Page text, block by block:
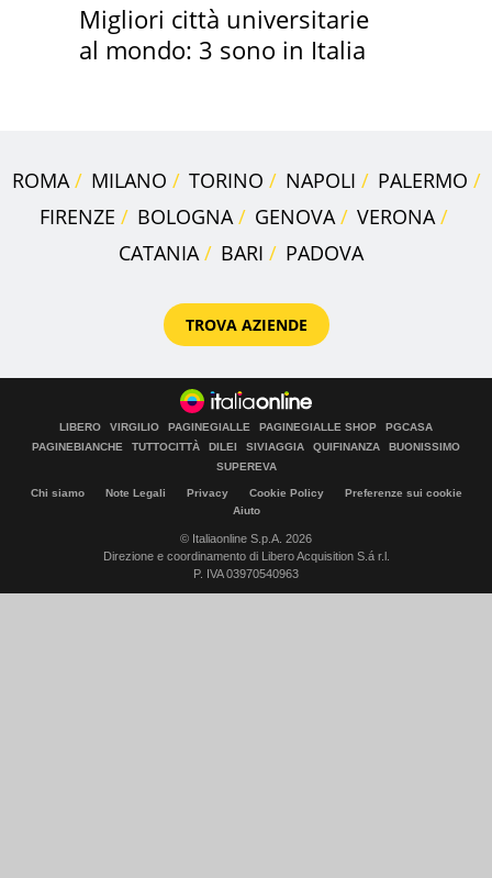
Migliori città universitarie
al mondo: 3 sono in Italia
ROMA MILANO TORINO NAPOLI
PALERMO
FIRENZE
BOLOGNA GENOVA
VERONA
CATANIA
BARI PADOVA
TROVA AZIENDE
LIBERO VIRGILIO PAGINEGIALLE PAGINEGIALLE SHOP
PGCASA
PAGINEBIANCHE
TUTTOCITTÀ DILEI SIVIAGGIA QUIFINANZA
BUONISSIMO
SUPEREVA
Chi siamo Note Legali Privacy Cookie Policy
Preferenze sui cookie
Aiuto
© Italiaonline S.p.A. 2026
Direzione e coordinamento di Libero Acquisition S.á r.l.
P. IVA 03970540963